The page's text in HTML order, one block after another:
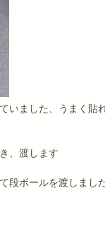
いました、うまく貼
、渡します
段ボールを渡しまし